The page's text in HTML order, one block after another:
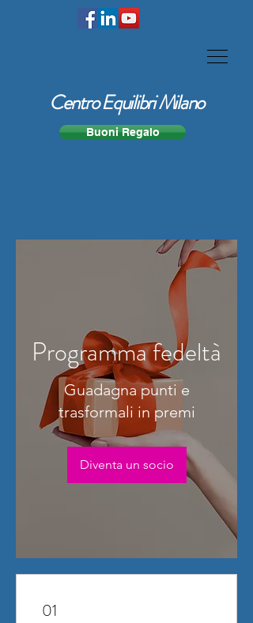
Centro Equilibri Milano
Buoni Regalo
Programma fedeltà
Guadagna punti e
trasformali in premi
Diventa un socio
01